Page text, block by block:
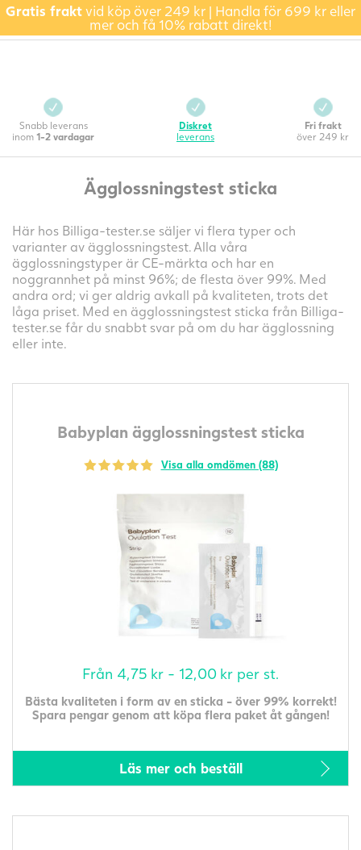
Gratis fraktvid köp över 249 kr | Handla för 699 kr eller
mer och få 10% rabatt direkt!
Snabb leverans
inom 1-2 vardagar
Diskret
leverans
Fri frakt
över 249 kr
Ägglossningstest sticka
Här hos Billiga-tester.se säljer vi flera typer och
varianter av ägglossningstest. Alla våra
ägglossningstyper är CE-märkta och har en
noggrannhet på minst 96%; de flesta över 99%. Med
andra ord; vi ger aldrig avkall på kvaliteten, trots det
låga priset. Med en ägglossningstest sticka från Billiga-
tester.se får du snabbt svar på om du har ägglossning
eller inte.
Babyplan ägglossningstest sticka
Visa alla omdömen (88)
Från 4,75 kr - 12,00 kr per st.
Bästa kvaliteten i form av en sticka - över 99% korrekt!
Spara pengar genom att köpa flera paket åt gången!
Läs mer och beställ